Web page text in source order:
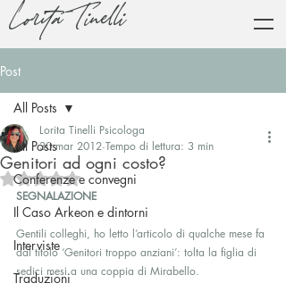
Lorita Tinelli
Post
All Posts
Conferenze e convegni
Il Caso Arkeon e dintorni
Interviste
Traduzioni
All Posts
Genitori ad ogni costo?
Lorita Tinelli Psicologa
30 mar 2012 Tempo di lettura: 3 min
Valutazione NaN stelle su 5.
SEGNALAZIONE
Gentili colleghi, ho letto l’articolo di qualche mese fa
dal titolo ‘Genitori troppo anziani’: tolta la figlia di
sedici mesi a una coppia di Mirabello.